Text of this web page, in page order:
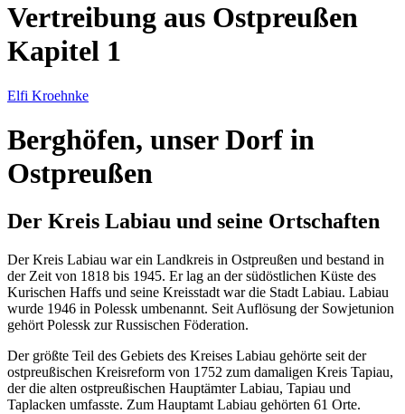
Vertreibung aus Ostpreußen
Kapitel 1
Elfi Kroehnke
Berghöfen, unser Dorf in
Ostpreußen
Der Kreis Labiau und seine Ortschaften
Der Kreis Labiau war ein Landkreis in Ostpreußen und bestand in
der Zeit von 1818 bis 1945. Er lag an der südöstlichen Küste des
Kurischen Haffs und seine Kreisstadt war die Stadt Labiau. Labiau
wurde 1946 in Polessk umbenannt. Seit Auflösung der Sowjetunion
gehört Polessk zur Russischen Föderation.
Der größte Teil des Gebiets des Kreises Labiau gehörte seit der
ostpreußischen Kreisreform von 1752 zum damaligen Kreis Tapiau,
der die alten ostpreußischen Hauptämter Labiau, Tapiau und
Taplacken umfasste. Zum Hauptamt Labiau gehörten 61 Orte.